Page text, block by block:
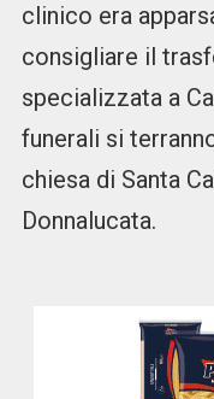
clinico era
consigliare il
specializzata a
funerali si
chiesa di Santa
Donnalucata.